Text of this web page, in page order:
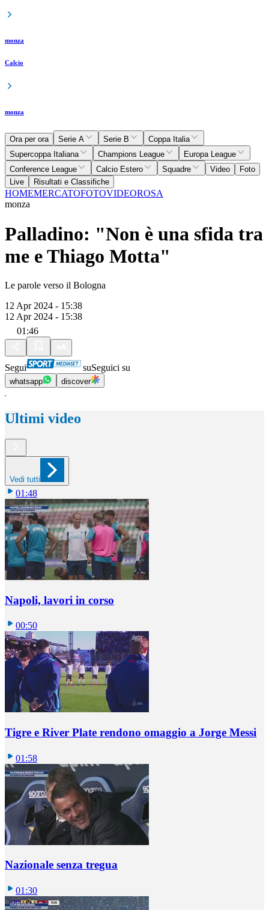
monza
Calcio
monza
Ora per ora Serie A Serie B
Coppa Italia
Supercoppa Italiana
Champions League
Europa League
Conference League
Calcio Estero Squadre Video
Foto
Live
Risultati e Classifiche
HOMEMERCATOFOTOVIDEOROSA
monza
Palladino: "Non è una sfida tra
me e Thiago Motta"
Le parole verso il Bologna
12 Apr 2024 - 15:38
12 Apr 2024 - 15:38
01:46
Segui suSeguici su
whatsapp discover
Ultimi video
Vedi tutti
01:48
Napoli, lavori in corso
00:50
Tigre e River Plate rendono omaggio a Jorge Messi
01:58
Nazionale senza tregua
01:30